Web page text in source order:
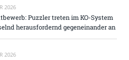
2026
Puzzler treten im KO-System
herausfordernd gegeneinander an
2026